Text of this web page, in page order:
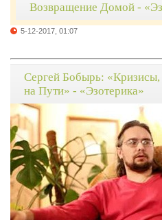
Возвращение Домой -
5-12-2017, 01:07
Сергей Бобырь:
на Пути» - «Эзотерика»